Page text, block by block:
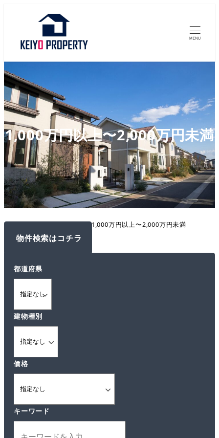
MENU
1,000万円以上〜2,000万円未満
トップページ 1,000万円以上〜2,000万円未満
都道府県
建物種別
価格
キーワード